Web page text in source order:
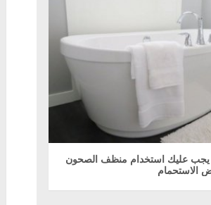
يجب عليك استخدام منظف الصحون
الاستحمام